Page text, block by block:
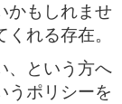
かもしれませ
れる存在。
、という方へ
うポリシーを